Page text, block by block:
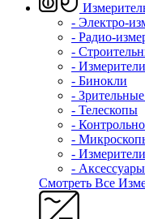
- Электро-
- Радио-
-
-
- Бинокли
-
- Телескопы
-
-
-
-
Смотреть Все